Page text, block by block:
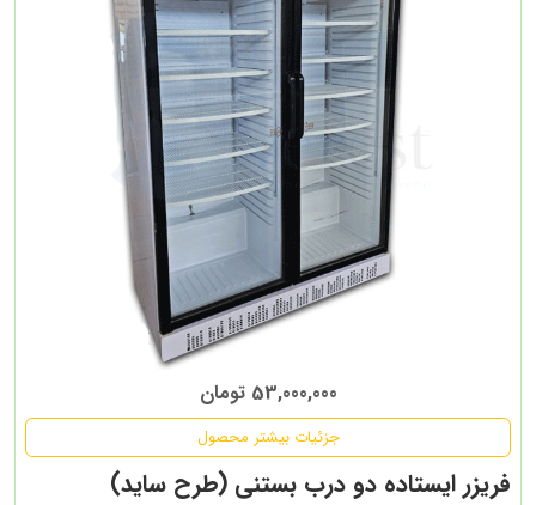
53,000,000 تومان
جزئیات بیشتر محصول
فریزر ایستاده دو درب بستنی (طرح ساید)